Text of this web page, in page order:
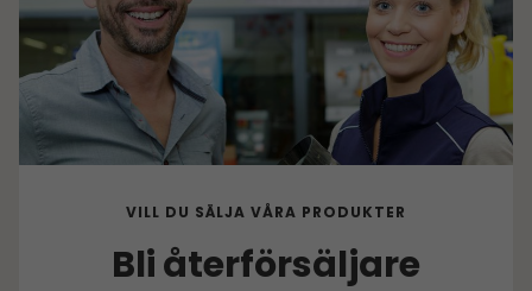
VILL DU SÄLJA VÅRA PRODUKTER
Bli återförsäljare